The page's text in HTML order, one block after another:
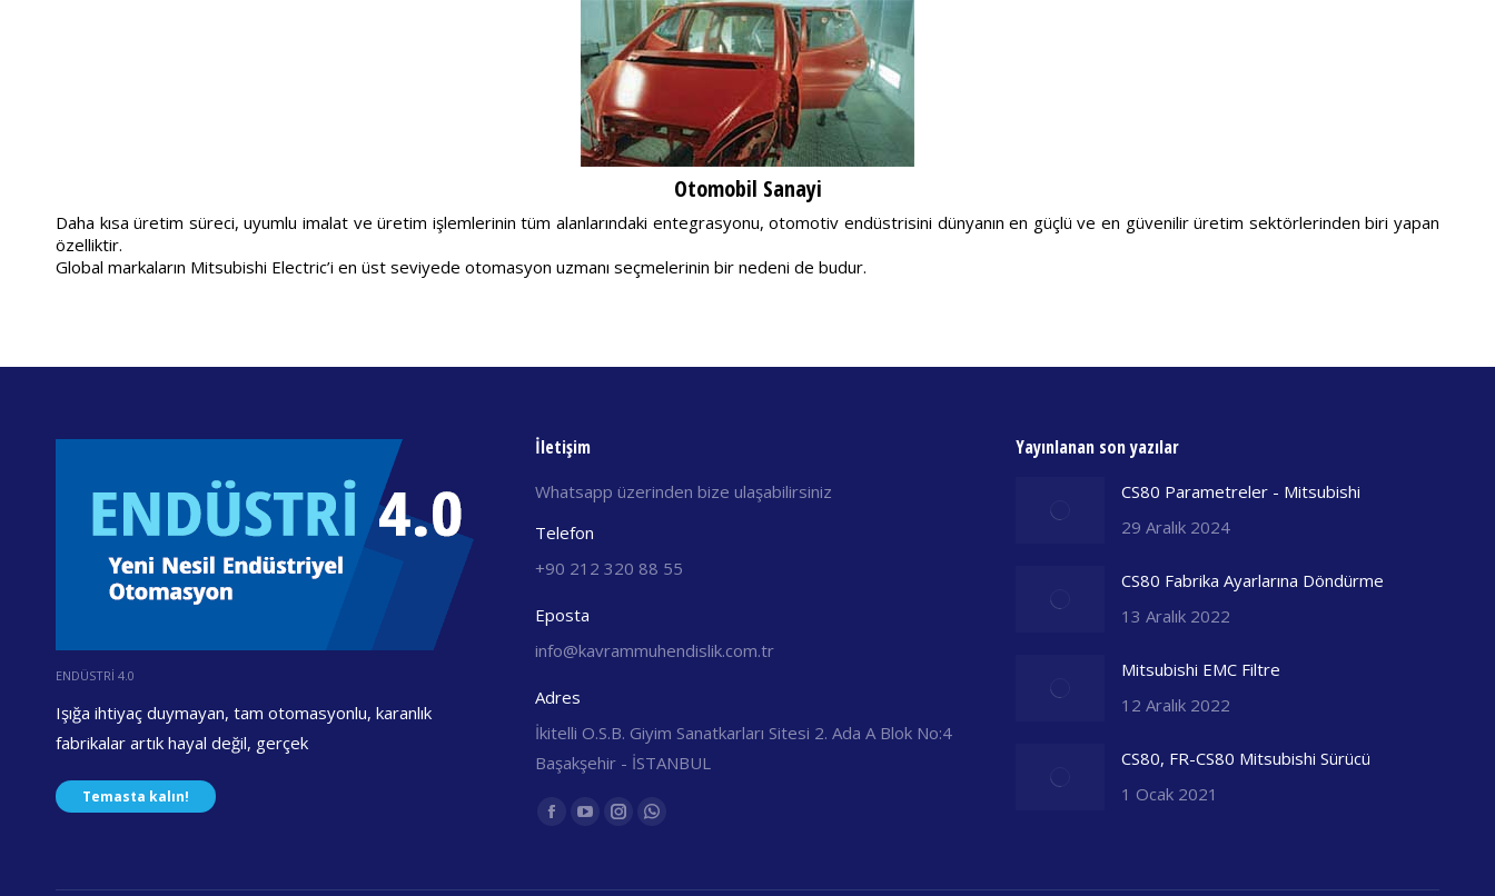
Otomobil Sanayi
Daha kısa üretim süreci, uyumlu imalat ve üretim işlemlerinin tüm alanlarındaki entegrasyonu, otomotiv endüstrisini dünyanın en güçlü ve en güvenilir üretim sektörlerinden biri yapan
özelliktir.
Global markaların Mitsubishi Electric’i en üst seviyede otomasyon uzmanı seçmelerinin bir nedeni de budur.
ENDÜSTRİ 4.0
Işığa ihtiyaç duymayan, tam otomasyonlu, karanlık
fabrikalar artık hayal değil, gerçek
Temasta kalın!
İletişim
Whatsapp üzerinden bize ulaşabilirsiniz
Telefon
+90 212 320 88 55
Eposta
info@kavrammuhendislik.com.tr
Adres
İkitelli O.S.B. Giyim Sanatkarları Sitesi 2. Ada A Blok No:4
Başakşehir - İSTANBUL
Find us on:
FacebookYouTube
InstagramWhatsapp
Yayınlanan son yazılar
CS80 Parametreler - Mitsubishi
29 Aralık 2024
CS80 Fabrika Ayarlarına Döndürme
13 Aralık 2022
Mitsubishi EMC Filtre
12 Aralık 2022
CS80, FR-CS80 Mitsubishi Sürücü
1 Ocak 2021